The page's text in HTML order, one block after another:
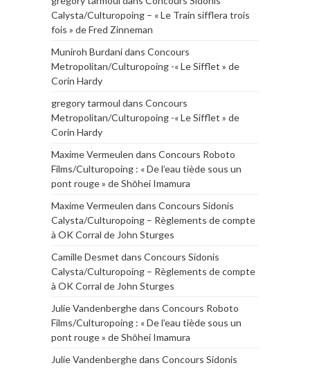
Calysta/Culturopoing – « Le Train sifflera trois
fois » de Fred Zinneman
Muniroh Burdanidans Concours
Metropolitan/Culturopoing -« Le Sifflet » de
Corin Hardy
gregory tarmoul dans Concours
Metropolitan/Culturopoing -« Le Sifflet » de
Corin Hardy
Maxime Vermeulen dans Concours Roboto
Films/Culturopoing : « De l’eau tiède sous un
pont rouge » de Shōhei Imamura
Maxime Vermeulen dans Concours Sidonis
Calysta/Culturopoing – Règlements de compte
à OK Corral de John Sturges
Camille Desmet dans Concours Sidonis
Calysta/Culturopoing – Règlements de compte
à OK Corral de John Sturges
Julie Vandenberghedans Concours Roboto
Films/Culturopoing : « De l’eau tiède sous un
pont rouge » de Shōhei Imamura
Julie Vandenberghedans Concours Sidonis